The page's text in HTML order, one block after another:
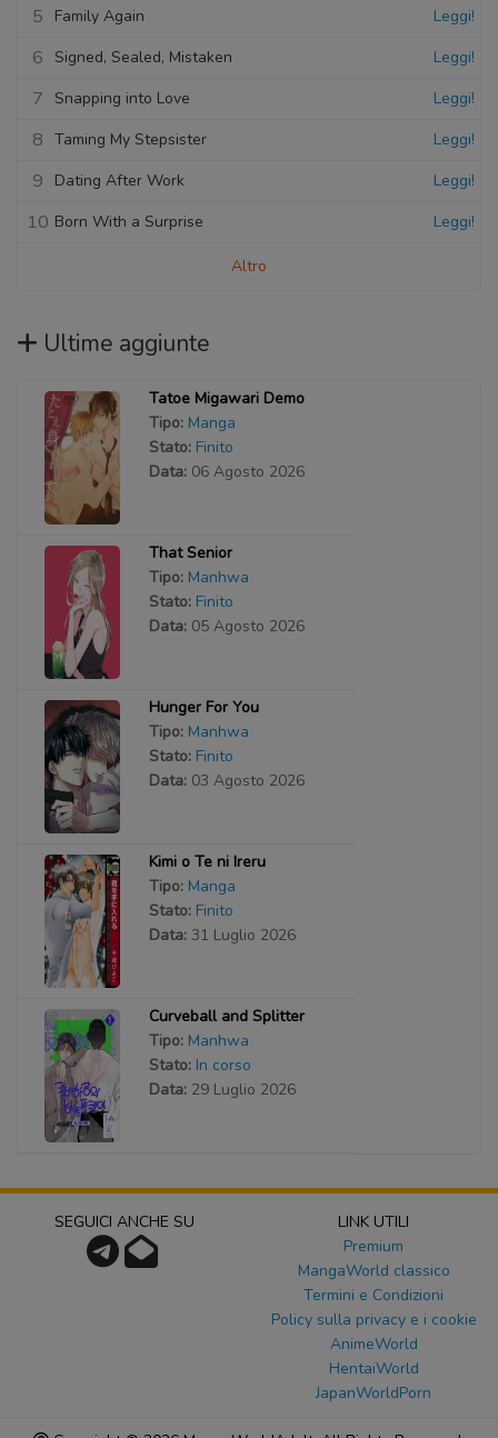
5 Family Again Leggi!
6 Signed, Sealed, Mistaken Leggi!
7 Snapping into Love Leggi!
8 Taming My Stepsister Leggi!
9 Dating After Work Leggi!
10 Born With a Surprise Leggi!
Altro
Ultime aggiunte
Tatoe Migawari Demo
Tipo: Manga
Stato: Finito
Data: 06 Agosto 2026
That Senior
Tipo: Manhwa
Stato: Finito
Data: 05 Agosto 2026
Hunger For You
Tipo: Manhwa
Stato: Finito
Data: 03 Agosto 2026
Kimi o Te ni Ireru
Tipo: Manga
Stato: Finito
Data: 31 Luglio 2026
Curveball and Splitter
Tipo: Manhwa
Stato: In corso
Data: 29 Luglio 2026
SEGUICI ANCHE SU
LINK UTILI
Premium
MangaWorld classico
Termini e Condizioni
Policy sulla privacy e i cookie
AnimeWorld
HentaiWorld
JapanWorldPorn